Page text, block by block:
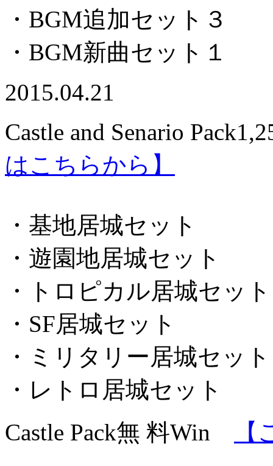
・BGM追加セット３
・BGM新曲セット１
2015.04.21
Castle and Senario Pack
はこちらから】
・基地居城セット
・遊園地居城セット
・トロピカル居城セット
・SF居城セット
・ミリタリー居城セット
・レトロ居城セット
Castle Pack無 料Win